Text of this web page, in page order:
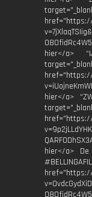
hier</a>
hier</a>
hier</a>